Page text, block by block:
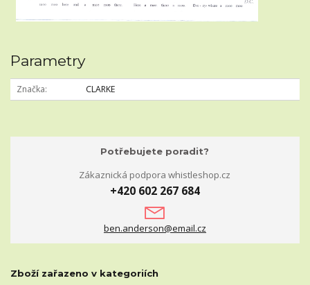
Parametry
Značka CLARKE
Potřebujete poradit?
Zákaznická podpora whistleshop.cz
+420 602 267 684
ben.anderson@email.cz
Zboží zařazeno v kategoriích